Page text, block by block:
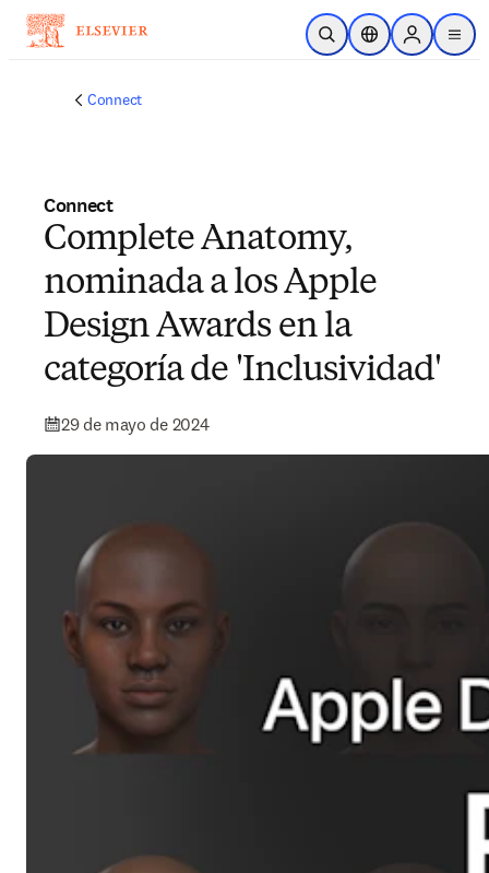
Saltar al contenido principal
Abrir búsqueda
Selector deSign in to
menu
Connect
Connect
Complete Anatomy,
nominada a los Apple
Design Awards en la
categoría de 'Inclusividad'
29 de mayo de 2024